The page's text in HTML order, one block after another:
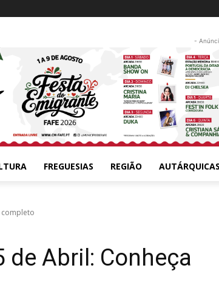
-
FREGUESIAS REGIÃO
completo
de Abril: Conheça